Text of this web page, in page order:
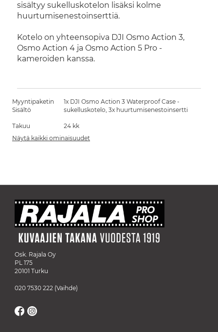
sisältyy sukelluskotelon lisäksi kolme
huurtumisenestoinserttiä.
Kotelo on yhteensopiva DJI Osmo Action 3,
Osmo Action 4 ja Osmo Action 5 Pro -
kameroiden kanssa.
Myyntipaketin
Sisältö
1x DJI Osmo Action 3 Waterproof Case -
sukelluskotelo, 3x huurtumisenestoinsertti
Takuu
24 kk
Näytä kaikki ominaisuudet
Osk. Rajala Oy
PL 175
20101 Turku
020 7530 222 (Vaihde)